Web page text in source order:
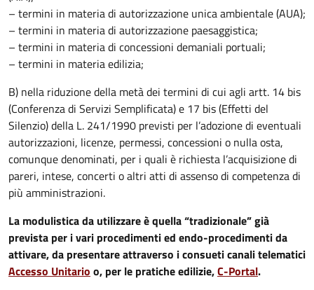
– termini in materia di autorizzazione unica ambientale (AUA);
– termini in materia di autorizzazione paesaggistica;
– termini in materia di concessioni demaniali portuali;
– termini in materia edilizia;
B) nella riduzione della metà dei termini di cui agli artt. 14 bis
(Conferenza di Servizi Semplificata) e 17 bis (Effetti del
Silenzio) della L. 241/1990 previsti per l’adozione di eventuali
autorizzazioni, licenze, permessi, concessioni o nulla osta,
comunque denominati, per i quali è richiesta l’acquisizione di
pareri, intese, concerti o altri atti di assenso di competenza di
più amministrazioni.
La modulistica da utilizzare è quella “tradizionale” già
prevista per i vari procedimenti ed endo-procedimenti da
attivare, da presentare attraverso i consueti canali telematici
Accesso Unitario o, per le pratiche edilizie,C-Portal.